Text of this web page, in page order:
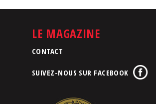
LE MAGAZINE
CONTACT
SUIVEZ-NOUS SUR FACEBOOK